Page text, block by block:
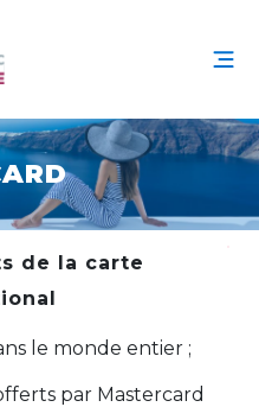
de la carte
le monde entier ;
par Mastercard